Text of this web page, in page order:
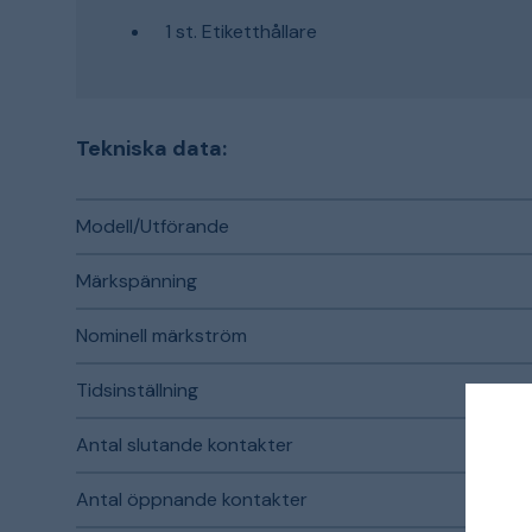
1 st. Etiketthållare
Tekniska data:
Modell/Utförande
Märkspänning
Nominell märkström
Tidsinställning
Antal slutande kontakter
Antal öppnande kontakter